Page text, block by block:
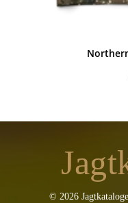
© 2026